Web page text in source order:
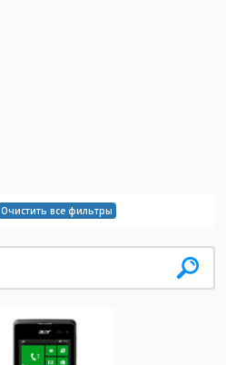
Очистить все фильтры